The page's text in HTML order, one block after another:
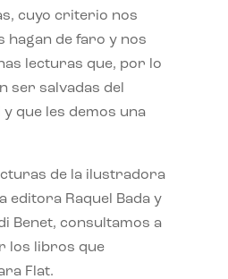
cuyo criterio nos
hagan de faro y nos
lecturas que, por lo
ser salvadas del
que les demos una
de la ilustradora
editora Raquel Bada y
Benet, consultamos a
los libros que
Flat.